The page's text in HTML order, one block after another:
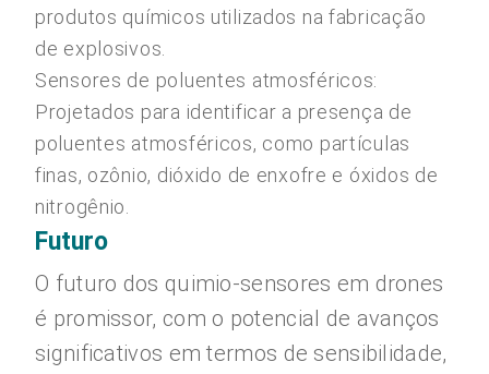
produtos químicos utilizados na fabricação
de explosivos.
Sensores de poluentes atmosféricos:
Projetados para identificar a presença de
poluentes atmosféricos, como partículas
finas, ozônio, dióxido de enxofre e óxidos de
nitrogênio.
Futuro
O futuro dos quimio-sensores em drones
é promissor, com o potencial de avanços
significativos em termos de sensibilidade,